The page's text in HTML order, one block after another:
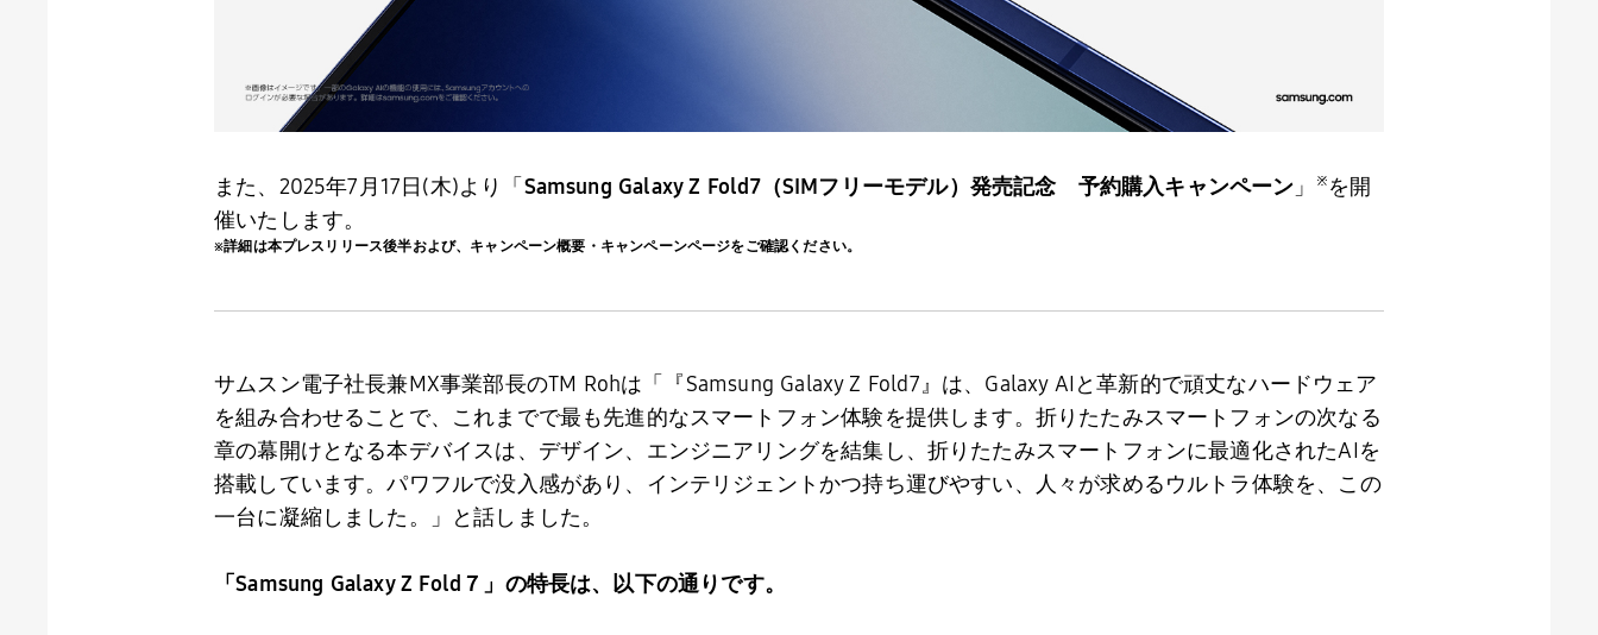
また、 2025年7 月17日(木)より「 Samsung Galaxy Z Fold7（SIMフリーモデル） 発売記念 予約購入キャンペーン 」 ※を開
催いたします。
※詳細は本プレスリリース後半および、キャンペーン概要・キャンペーンページをご確認ください。
サムスン電子社長兼MX事業部長のTM Rohは「『Samsung Galaxy Z Fold7』は、 Galaxy AI と革新的で頑丈なハードウェア
を組み合わせることで、これまでで最も先進的なスマートフォン体験を提供します。折りたたみスマートフォンの次なる
章の幕開けとなる本デバイスは、デザイン、エンジニアリングを結集し、折りたたみスマートフォンに最適化されたAIを
搭載しています。パワフルで没入感があり、インテリジェントかつ持ち運びやすい、人々が求めるウルトラ体験を、この
一台に凝縮しました。」と話しました。
「Samsung Galaxy Z Fold ７」の特長は、以下の通りです。